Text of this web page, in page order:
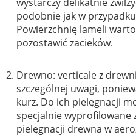
wystarczy delikatnie
podobnie jak w
Powierzchnię lameli
pozostawić zacieków.
Drewno: verticale z
szczególnej uwagi,
kurz. Do ich pielęgnacji
specjalnie wyprofilowane
pielęgnacji drewna w